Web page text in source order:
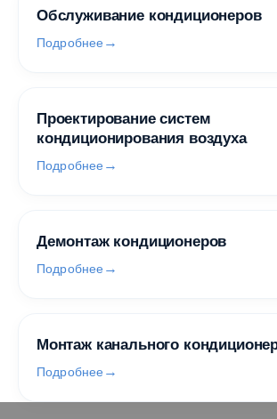
Обслуживание кондиционеров
Подробнее
Проектирование систем
кондиционирования воздуха
Подробнее
Демонтаж кондиционеров
Подробнее
Монтаж канального
Подробнее